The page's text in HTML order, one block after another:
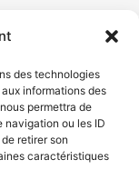
des technologies
informations des
permettra de
navigation ou les ID
retirer son
caractéristiques
2026